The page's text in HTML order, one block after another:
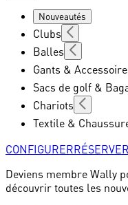
Nouveautés
Clubs
Balles
Gants &
Sacs de golf &
Chariots
Textile &
CONFIGURER
Deviens membre Wally
découvrir toutes les